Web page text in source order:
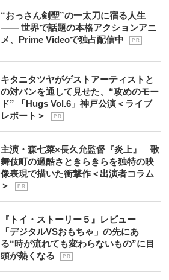
“おっさん剣聖”の一太刀に宿る人生
―― 世界で話題の本格アクションアニ
メ、Prime Videoで独占配信中
P R
キタニタツヤがゲストアーティストと
の対バンを通して見せた、“攻めのモー
ド” 「Hugs Vol.6」神戸公演＜ライブ
レポート＞
P R
主演・森七菜×長久允監督『炎上』 歌
舞伎町の過酷さときらきらを独特の映
像表現で描いた衝撃作＜出演者コラム
＞
P R
『トイ・ストーリー５』レビュー
「デジタルVSおもちゃ」の先にあ
る“時が流れても変わらないもの”に目
頭が熱くなる
P R